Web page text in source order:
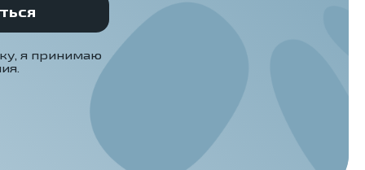
я принимаю